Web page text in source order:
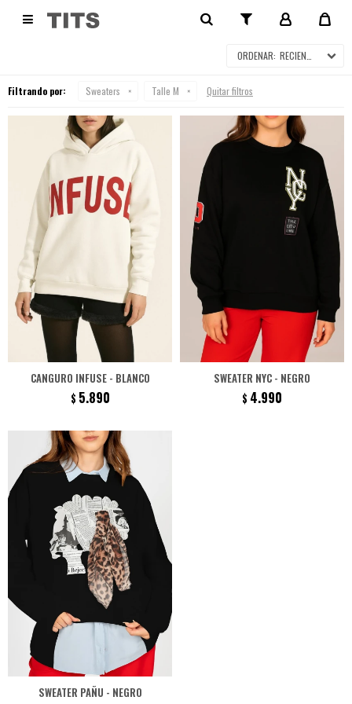
 SWEATERS
RECIENTES
Filtrando por: Sweaters Talle M Quitar filtros
CANGURO INFUSE - BLANCO
$ 5.890
SWEATER NYC - NEGRO
$ 4.990
SWEATER PAÑU - NEGRO